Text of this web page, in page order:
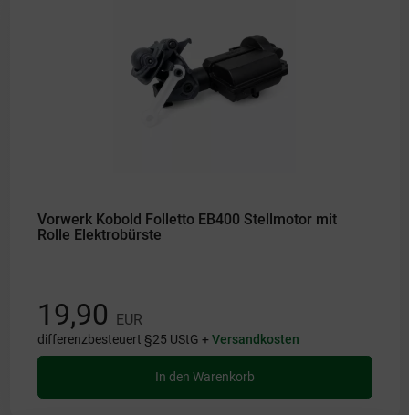
Vorwerk Kobold Folletto EB400 Stellmotor mit
Rolle Elektrobürste
19,90 EUR
differenzbesteuert §25 UStG +Versandkosten
In den Warenkorb